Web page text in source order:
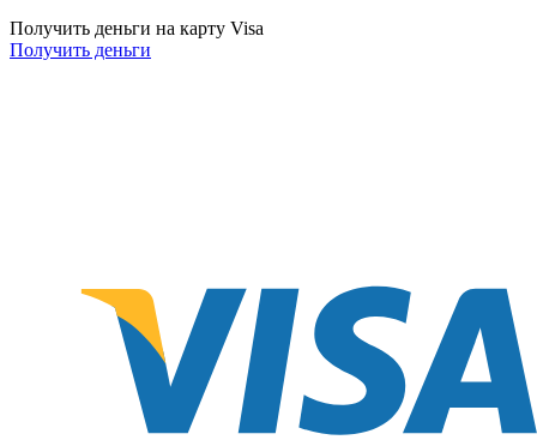
Получить деньги на карту Visa
Получить деньги